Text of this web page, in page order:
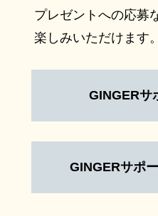
プレゼントへの応募
楽しみいただけます。
GINGERサ
GINGERサポ